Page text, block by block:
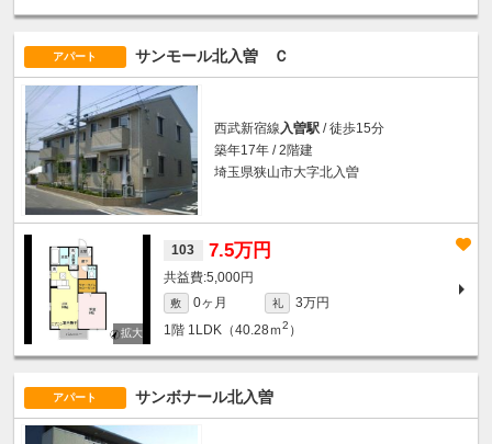
アパート サンモール北入曽 Ｃ
西武新宿線 入曽駅 / 徒歩15分
築年17年 / 2階建
埼玉県狭山市大字北入曽
103 7.5万円
5,000円
敷 0ヶ月 礼
3万円
1階 1LDK（40.28ｍ2 ）
アパート サンボナール北入曽